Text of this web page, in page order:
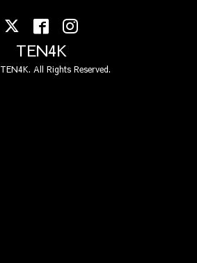
TEN4K
TEN4K. All Rights Reserved.